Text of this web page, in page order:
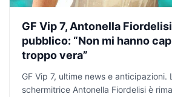
GF Vip 7, Antonella
pubblico: “Non mi hanno
troppo vera”
GF Vip 7, ultime news e anticipazioni.
schermitrice Antonella Fiordelisi è